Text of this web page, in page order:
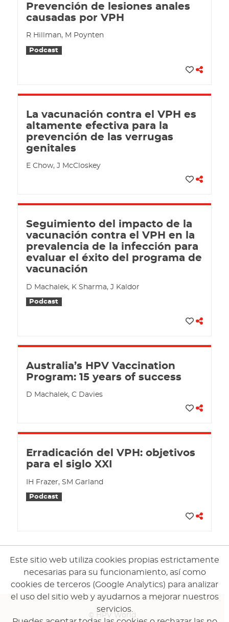
Prevención de lesiones anales
causadas por VPH
R Hillman, M Poynten
Podcast
La vacunación contra el VPH es
altamente efectiva para la
prevención de las verrugas
genitales
E Chow, J McCloskey
Seguimiento del impacto de la
vacunación contra el VPH en la
prevalencia de la infección para
evaluar el éxito del programa de
vacunación
D Machalek, K Sharma, J Kaldor
Podcast
Australia’s HPV Vaccination
Program: 15 years of success
D Machalek, C Davies
Erradicación del VPH: objetivos
para el siglo XXI
IH Frazer, SM Garland
Podcast
© HPV World
Este sitio web utiliza cookies propias estrictamente
necesarias para su funcionamiento, así como
cookies de terceros (Google Analytics) para analizar
el uso del sitio web y ayudarnos a mejorar nuestros
servicios.